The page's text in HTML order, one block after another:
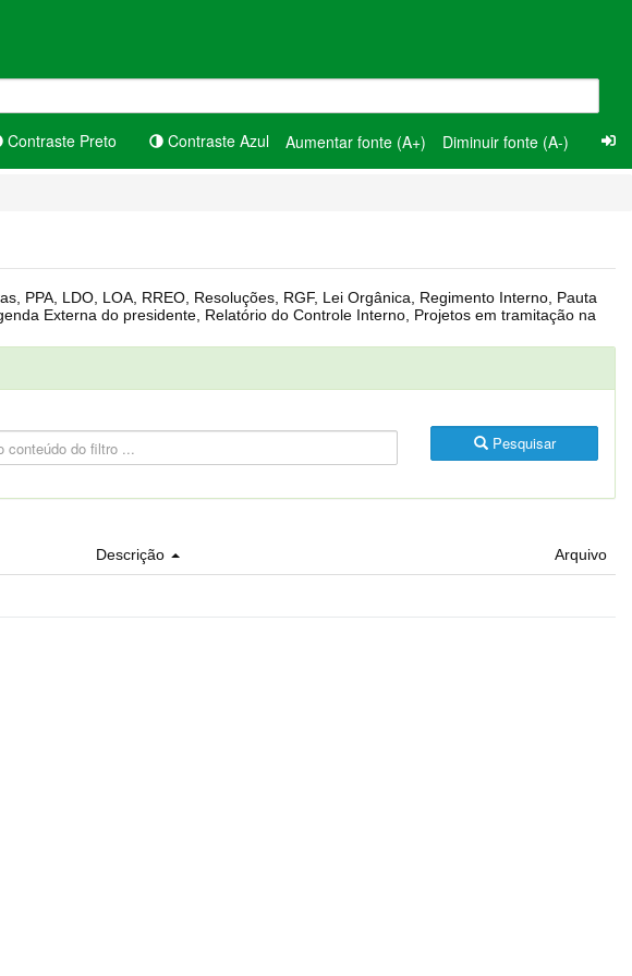
Contraste Preto Contraste Azul Aumentar fonte (A+) Diminuir fonte (A-)
Pesquisar
Descrição Arquivo